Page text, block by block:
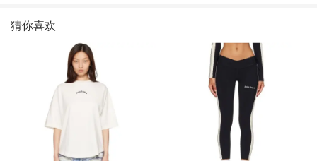
猜你喜欢